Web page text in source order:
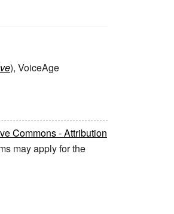
), VoiceAge
Commons - Attribution
may apply for the